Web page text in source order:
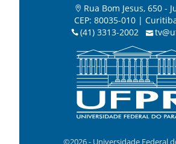
Rua Bom Jesus, 650 -
CEP: 80035-010 |
(41) 3313-2002
©2026 - Universidade Federal